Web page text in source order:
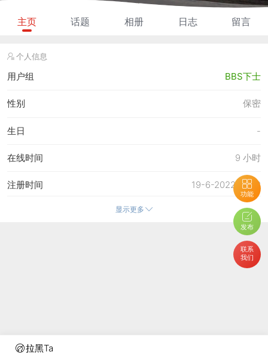
拉黑Ta
功能
发布
联系
我们
主页 话题 相册 日志 留言
个人信息
用户组 BBS下士
保密
性别
-
生日
9 小时
在线时间
19-6-2022 18:52
注册时间
7-8-2025 20:36
7-8-2025 20:36
7-8-2025 20:46
显示更多